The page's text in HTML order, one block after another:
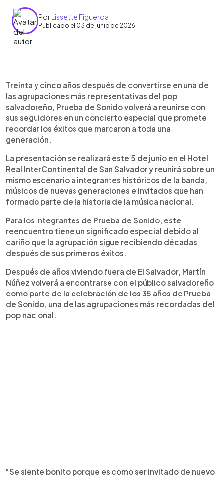
PorLissette Figueroa
Publicado el 03 de junio de 2026
Escuchar artículo
Prueba de Sonido volverá a los escenarios para
celebrar 35 años de trayectoria con un concierto
especial que reunirá a sus seguidores este 5 de
junio en el Hotel Real InterContinental de San
Salvador. La agrupación interpretará sus éxitos
más recordados, presentará nuevas versiones de
inédito. La noche contará además con la
participación de invitados como Mario Rivera,
Marito de Taxi Driver, Rafa García y Nazi Serrano.
Martín Núñez aseguró que el reencuentro
representa una oportunidad para compartir
nuevamente con un público que sigue
manteniendo vivas las canciones de la banda.
Treinta y cinco años después de convertirse en una de
las agrupaciones más representativas del pop
salvadoreño, Prueba de Sonido volverá a reunirse con
sus seguidores en un concierto especial que promete
recordar los éxitos que marcaron a toda una
generación.
La presentación se realizará este 5 de junio en el Hotel
Real InterContinental de San Salvador y reunirá sobre un
mismo escenario a integrantes históricos de la banda,
músicos de nuevas generaciones e invitados que han
formado parte de la historia de la música nacional.
Para los integrantes de Prueba de Sonido, este
reencuentro tiene un significado especial debido al
cariño que la agrupación sigue recibiendo décadas
después de sus primeros éxitos.
Después de años viviendo fuera de El Salvador, Martín
Núñez volverá a encontrarse con el público salvadoreño
como parte de la celebración de los 35 años de Prueba
de Sonido, una de las agrupaciones más recordadas del
pop nacional.
"Se siente bonito porque es como ser invitado de nuevo